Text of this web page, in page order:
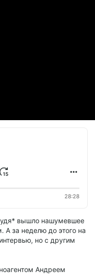
28:28
вышло нашумевшее
за неделю до этого на
но с другим
Андреем